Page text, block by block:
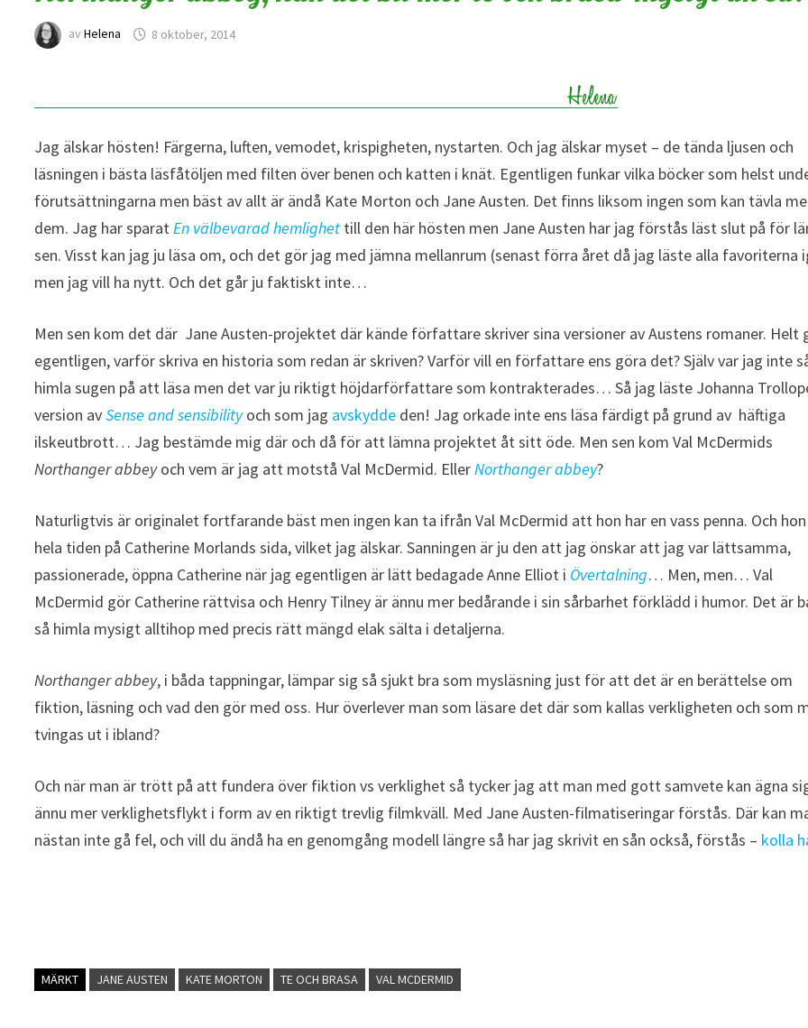
avHelena 8 oktober, 2014
Jag älskar hösten! Färgerna, luften, vemodet, krispigheten, nystarten. Och jag älskar myset – de tända ljusen och
läsningen i bästa läsfåtöljen med filten över benen och katten i knät. Egentligen funkar vilka böcker som helst
förutsättningarna men bäst av allt är ändå Kate Morton och Jane Austen. Det finns liksom ingen som kan tävla
dem. Jag har sparatEn välbevarad hemlighet till den här hösten men Jane Austen har jag förstås läst slut på för
sen. Visst kan jag ju läsa om, och det gör jag med jämna mellanrum (senast förra året då jag läste alla favoriterna
men jag vill ha nytt. Och det går ju faktiskt inte…
Men sen kom det där Jane Austen-projektet där kände författare skriver sina versioner av Austens romaner. Helt
egentligen, varför skriva en historia som redan är skriven? Varför vill en författare ens göra det? Själv var jag inte
himla sugen på att läsa men det var ju riktigt höjdarförfattare som kontrakterades… Så jag läste Johanna
version avSense and sensibilityoch som jag avskydde den! Jag orkade inte ens läsa färdigt på grund av häftiga
ilskeutbrott… Jag bestämde mig där och då för att lämna projektet åt sitt öde. Men sen kom Val McDermids
Northanger abbeyoch vem är jag att motstå Val McDermid. EllerNorthanger abbey?
Naturligtvis är originalet fortfarande bäst men ingen kan ta ifrån Val McDermid att hon har en vass penna. Och
hela tiden på Catherine Morlands sida, vilket jag älskar. Sanningen är ju den att jag önskar att jag var lättsamma,
passionerade, öppna Catherine när jag egentligen är lätt bedagade Anne Elliot i Övertalning… Men, men… Val
McDermid gör Catherine rättvisa och Henry Tilney är ännu mer bedårande i sin sårbarhet förklädd i humor. Det är
så himla mysigt alltihop med precis rätt mängd elak sälta i detaljerna.
Northanger abbey, i båda tappningar, lämpar sig så sjukt bra som mysläsning just för att det är en berättelse om
fiktion, läsning och vad den gör med oss. Hur överlever man som läsare det där som kallas verkligheten och som
tvingas ut i ibland?
Och när man är trött på att fundera över fiktion vs verklighet så tycker jag att man med gott samvete kan ägna
ännu mer verklighetsflykt i form av en riktigt trevlig filmkväll. Med Jane Austen-filmatiseringar förstås. Där kan
nästan inte gå fel, och vill du ändå ha en genomgång modell längre så har jag skrivit en sån också, förstås – kolla
MÄRKT JANE AUSTEN KATE MORTON TE OCH BRASA VAL MCDERMID